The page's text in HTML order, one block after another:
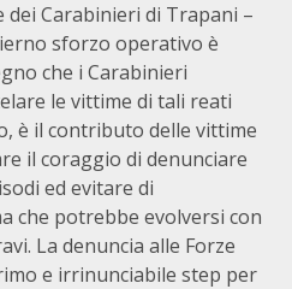
dei Carabinieri di Trapani –
sforzo operativo è
che i Carabinieri
le vittime di tali reati
è il contributo delle vittime
il coraggio di denunciare
ed evitare di
che potrebbe evolversi con
La denuncia alle Forze
e irrinunciabile step per